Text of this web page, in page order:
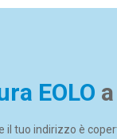
EOLO a
il tuo indirizzo è